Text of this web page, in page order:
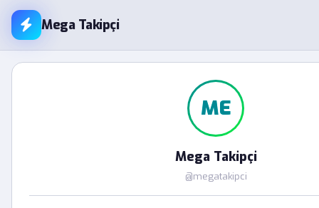
Mega Takipçi
ME
Mega Takipçi
@megatakipci